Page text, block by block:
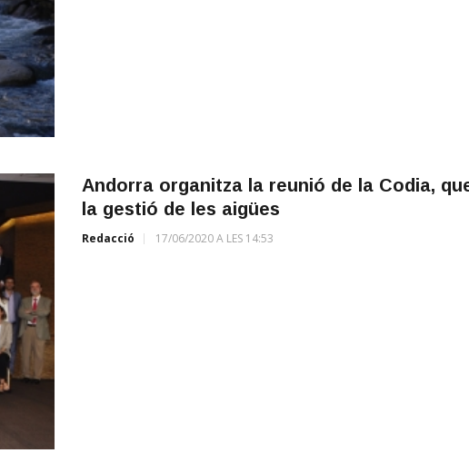
Andorra organitza la reunió de la Codia,
la gestió de les aigües
Redacció 17/06/2020 A LES 14:53